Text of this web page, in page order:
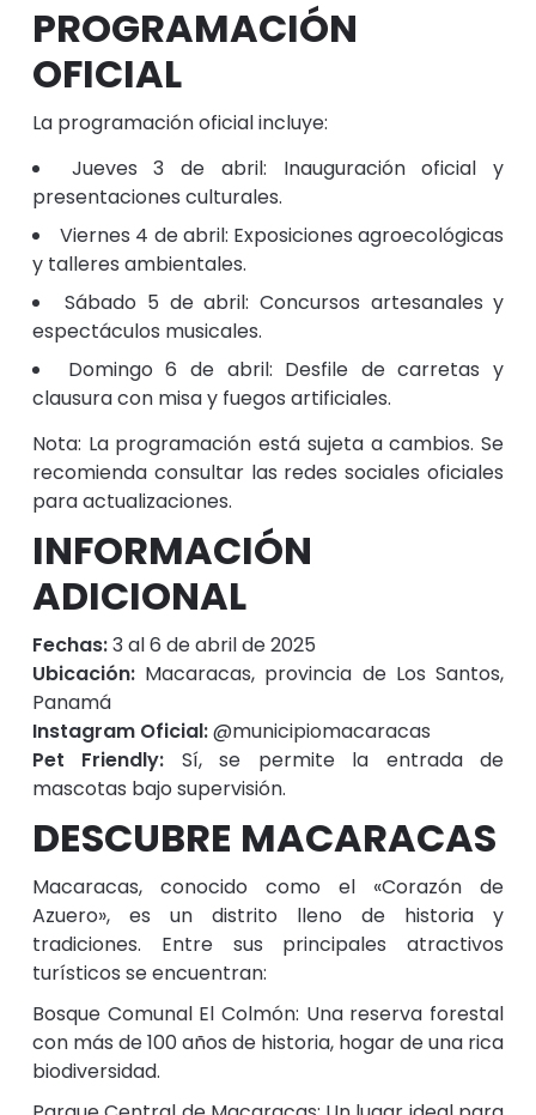
PROGRAMACIÓN
OFICIAL
La programación oficial incluye:
Jueves 3 de abril: Inauguración oficial y
presentaciones culturales.
Viernes 4 de abril: Exposiciones agroecológicas
y talleres ambientales.
Sábado 5 de abril: Concursos artesanales y
espectáculos musicales.
Domingo 6 de abril: Desfile de carretas y
clausura con misa y fuegos artificiales.
Nota: La programación está sujeta a cambios. Se
recomienda consultar las redes sociales oficiales
para actualizaciones.
INFORMACIÓN
ADICIONAL
Fechas:3 al 6 de abril de 2025
Ubicación:Macaracas, provincia de Los Santos,
Panamá
Instagram Oficial:@municipiomacaracas
Pet Friendly: Sí, se permite la entrada de
mascotas bajo supervisión.
DESCUBRE MACARACAS
Macaracas, conocido como el «Corazón de
Azuero», es un distrito lleno de historia y
tradiciones. Entre sus principales atractivos
turísticos se encuentran:
Bosque Comunal El Colmón: Una reserva forestal
con más de 100 años de historia, hogar de una rica
biodiversidad.